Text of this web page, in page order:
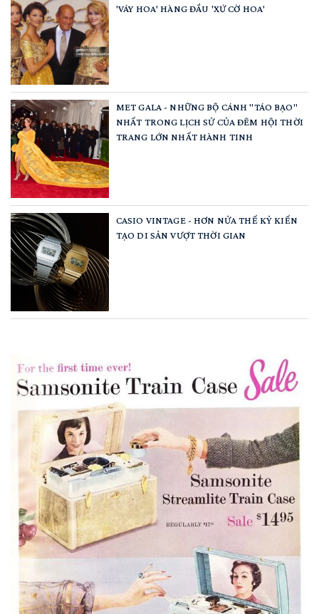
'VÁY HOA' HÀNG ĐẦU 'XỨ CỜ HOA'
MET GALA - NHỮNG BỘ CÁNH "TÁO BẠO"
NHẤT TRONG LỊCH SỬ CỦA ĐÊM HỘI THỜI
TRANG LỚN NHẤT HÀNH TINH
CASIO VINTAGE - HƠN NỬA THẾ KỶ KIẾN
TẠO DI SẢN VƯỢT THỜI GIAN